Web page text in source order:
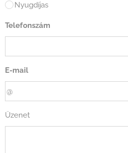
Nyugdíjas
Telefonszám
E-mail
Üzenet